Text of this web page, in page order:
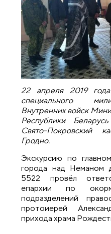
22 апреля 2019
специального
Внутренних войск
Республики
Свято-Покровский
Гродно.
Экскурсию по
города над Неманом
5522 провёл
епархии по
подразделений
протоиерей
прихода храма